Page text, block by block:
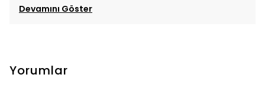
Devamını Göster
Yorumlar